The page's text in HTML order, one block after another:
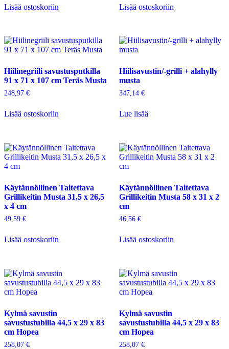
Lisää ostoskoriin Lisää ostoskoriin
Hiilinegriili savustusputkilla
91 x 71 x 107 cm Teräs Musta
248,97 €
Lisää ostoskoriin
Hiilisavustin/-grilli + alahylly
musta
347,14 €
Lue lisää
Käytännöllinen Taitettava
Grillikeitin Musta 31,5 x 26,5
x 4 cm
49,59 €
Lisää ostoskoriin
Käytännöllinen Taitettava
Grillikeitin Musta 58 x 31 x 2
cm
46,56 €
Lisää ostoskoriin
Kylmä savustin
savustustubilla 44,5 x 29 x 83
cm Hopea
258,07 €
Kylmä savustin
savustustubilla 44,5 x 29 x 83
cm Hopea
258,07 €